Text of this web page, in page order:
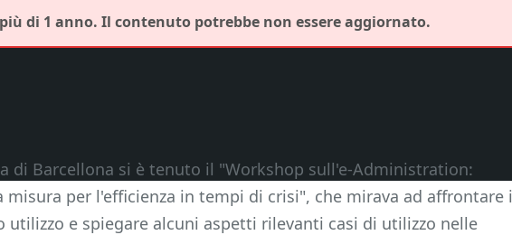
di 1 anno. Il contenuto potrebbe non essere aggiornato.
di Barcellona si è tenuto il "Workshop sull'e-Administration:
per l'efficienza in tempi di crisi", che mirava ad affrontare i
utilizzo e spiegare alcuni aspetti rilevanti casi di utilizzo nelle